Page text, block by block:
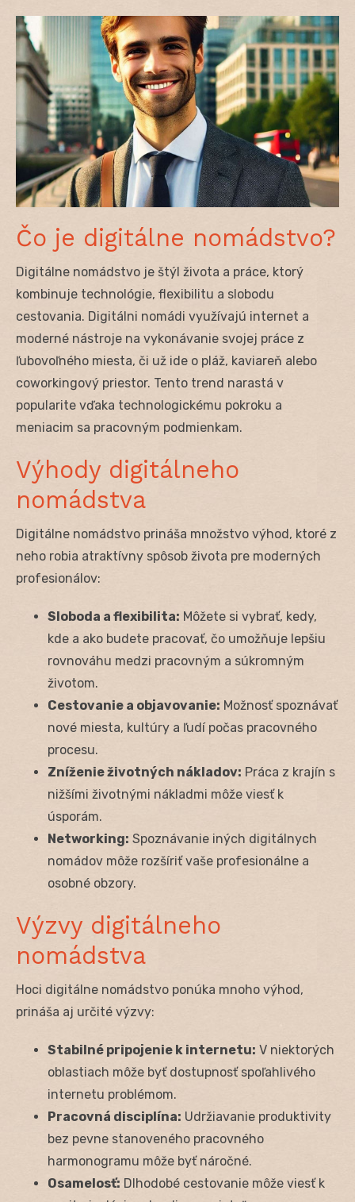
Čo je digitálne nomádstvo?
Digitálne nomádstvo je štýl života a práce, ktorý
kombinuje technológie, flexibilitu a slobodu
cestovania. Digitálni nomádi využívajú internet a
moderné nástroje na vykonávanie svojej práce z
ľubovoľného miesta, či už ide o pláž, kaviareň alebo
coworkingový priestor. Tento trend narastá v
popularite vďaka technologickému pokroku a
meniacim sa pracovným podmienkam.
Výhody digitálneho
nomádstva
Digitálne nomádstvo prináša množstvo výhod, ktoré z
neho robia atraktívny spôsob života pre moderných
profesionálov:
Sloboda a flexibilita: Môžete si vybrať, kedy,
kde a ako budete pracovať, čo umožňuje lepšiu
rovnováhu medzi pracovným a súkromným
životom.
Cestovanie a objavovanie: Možnosť spoznávať
nové miesta, kultúry a ľudí počas pracovného
procesu.
Zníženie životných nákladov: Práca z krajín s
nižšími životnými nákladmi môže viesť k
úsporám.
Networking: Spoznávanie iných digitálnych
nomádov môže rozšíriť vaše profesionálne a
osobné obzory.
Výzvy digitálneho
nomádstva
Hoci digitálne nomádstvo ponúka mnoho výhod,
prináša aj určité výzvy:
Stabilné pripojenie k internetu: V niektorých
oblastiach môže byť dostupnosť spoľahlivého
internetu problémom.
Pracovná disciplína: Udržiavanie produktivity
bez pevne stanoveného pracovného
harmonogramu môže byť náročné.
Osamelosť: Dlhodobé cestovanie môže viesť k